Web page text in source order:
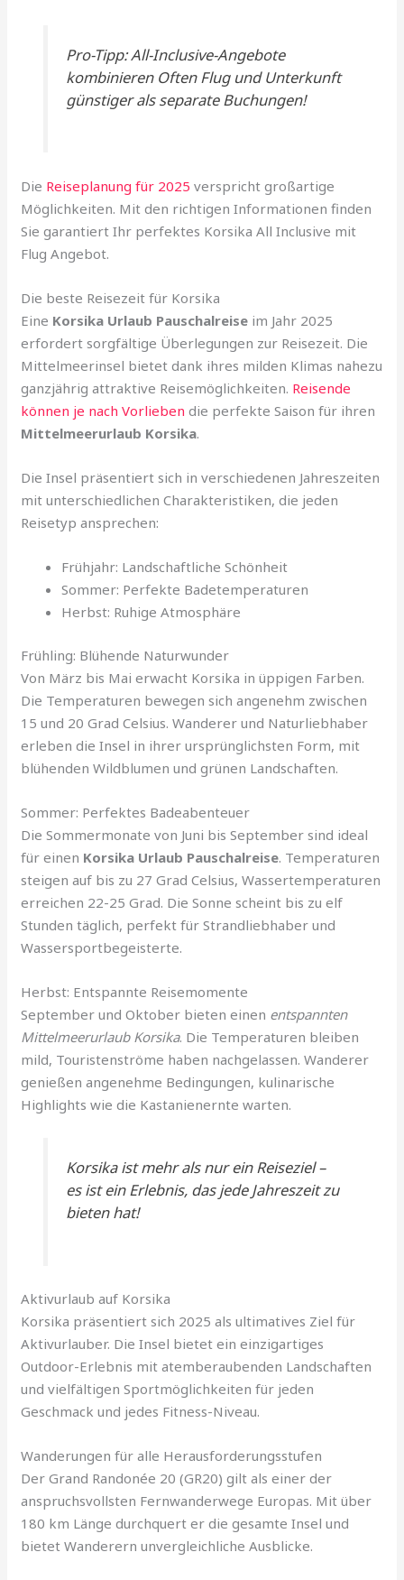
Pro-Tipp: All-Inclusive-Angebote
kombinieren Often Flug und Unterkunft
günstiger als separate Buchungen!
Die Reiseplanung für 2025 verspricht großartige
Möglichkeiten. Mit den richtigen Informationen finden
Sie garantiert Ihr perfektes Korsika All Inclusive mit
Flug Angebot.
Die beste Reisezeit für Korsika
Eine Korsika Urlaub Pauschalreise im Jahr 2025
erfordert sorgfältige Überlegungen zur Reisezeit. Die
Mittelmeerinsel bietet dank ihres milden Klimas nahezu
ganzjährig attraktive Reisemöglichkeiten. Reisende
können je nach Vorlieben die perfekte Saison für ihren
Mittelmeerurlaub Korsika.
Die Insel präsentiert sich in verschiedenen Jahreszeiten
mit unterschiedlichen Charakteristiken, die jeden
Reisetyp ansprechen:
Frühjahr: Landschaftliche Schönheit
Sommer: Perfekte Badetemperaturen
Herbst: Ruhige Atmosphäre
Frühling: Blühende Naturwunder
Von März bis Mai erwacht Korsika in üppigen Farben.
Die Temperaturen bewegen sich angenehm zwischen
15 und 20 Grad Celsius. Wanderer und Naturliebhaber
erleben die Insel in ihrer ursprünglichsten Form, mit
blühenden Wildblumen und grünen Landschaften.
Sommer: Perfektes Badeabenteuer
Die Sommermonate von Juni bis September sind ideal
für einen Korsika Urlaub Pauschalreise. Temperaturen
steigen auf bis zu 27 Grad Celsius, Wassertemperaturen
erreichen 22-25 Grad. Die Sonne scheint bis zu elf
Stunden täglich, perfekt für Strandliebhaber und
Wassersportbegeisterte.
Herbst: Entspannte Reisemomente
September und Oktober bieten einen entspannten
Mittelmeerurlaub Korsika. Die Temperaturen bleiben
mild, Touristenströme haben nachgelassen. Wanderer
genießen angenehme Bedingungen, kulinarische
Highlights wie die Kastanienernte warten.
Korsika ist mehr als nur ein Reiseziel –
es ist ein Erlebnis, das jede Jahreszeit zu
bieten hat!
Aktivurlaub auf Korsika
Korsika präsentiert sich 2025 als ultimatives Ziel für
Aktivurlauber. Die Insel bietet ein einzigartiges
Outdoor-Erlebnis mit atemberaubenden Landschaften
und vielfältigen Sportmöglichkeiten für jeden
Geschmack und jedes Fitness-Niveau.
Wanderungen für alle Herausforderungsstufen
Der Grand Randonée 20 (GR20) gilt als einer der
anspruchsvollsten Fernwanderwege Europas. Mit über
180 km Länge durchquert er die gesamte Insel und
bietet Wanderern unvergleichliche Ausblicke.